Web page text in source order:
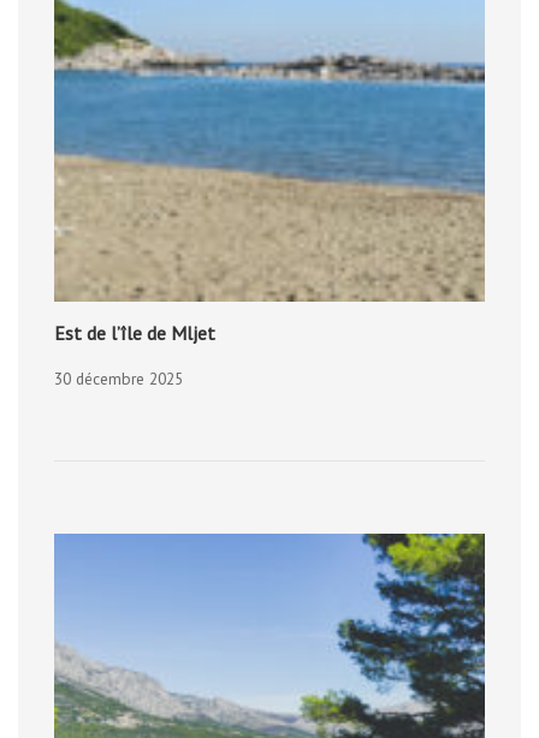
Est de l’île de Mljet
30 décembre 2025